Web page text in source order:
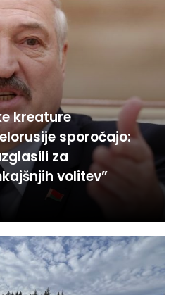
kreature
sporočajo:
za
volitev”